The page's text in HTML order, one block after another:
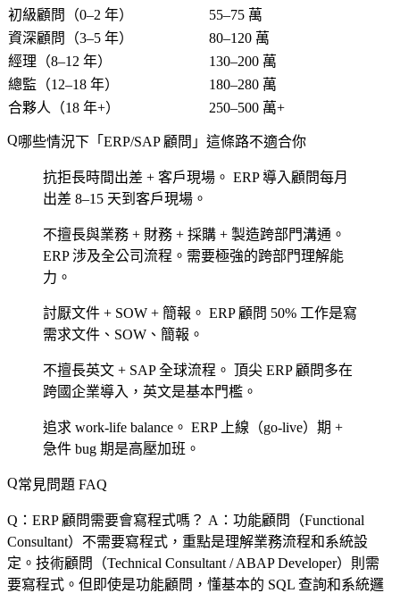
初級顧問（0–2 年）
55–75 萬
資深顧問（3–5 年）
80–120 萬
經理（8–12 年）
130–200 萬
總監（12–18 年）
180–280 萬
合夥人（18 年+）
250–500 萬+
哪些情況下「ERP/SAP 顧問」這條路不適合你
抗拒長時間出差 + 客戶現場。 ERP 導入顧問每月
出差 8–15 天到客戶現場。
不擅長與業務 + 財務 + 採購 + 製造跨部門溝通。
ERP 涉及全公司流程。需要極強的跨部門理解能
力。
討厭文件 + SOW + 簡報。 ERP 顧問 50% 工作是寫
需求文件、SOW、簡報。
不擅長英文 + SAP 全球流程。 頂尖 ERP 顧問多在
跨國企業導入，英文是基本門檻。
追求 work-life balance。 ERP 上線（go-live）期 +
急件 bug 期是高壓加班。
常見問題 FAQ
Q：ERP 顧問需要會寫程式嗎？ A：功能顧問（Functional
Consultant）不需要寫程式，重點是理解業務流程和系統設
定。技術顧問（Technical Consultant / ABAP Developer）則需
要寫程式。但即使是功能顧問，懂基本的 SQL 查詢和系統邏